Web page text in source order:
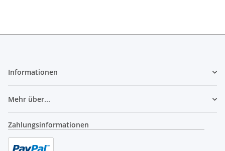
Informationen
Mehr über...
Zahlungsinformationen